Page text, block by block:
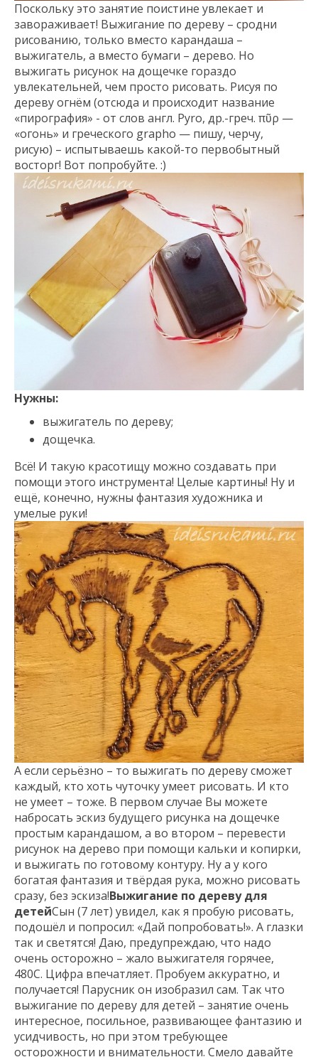
Поскольку это занятие поистине увлекает и
завораживает! Выжигание по дереву – сродни
рисованию, только вместо карандаша –
выжигатель, а вместо бумаги – дерево. Но
выжигать рисунок на дощечке гораздо
увлекательней, чем просто рисовать. Рисуя по
дереву огнём (отсюда и происходит название
«пирография» - от слов англ. Pyro, др.-греч. πῦρ —
«огонь» и греческого grapho — пишу, черчу,
рисую) – испытываешь какой-то первобытный
восторг! Вот попробуйте. :)
Нужны:
выжигатель по дереву;
дощечка.
Всё! И такую красотищу можно создавать при
помощи этого инструмента! Целые картины! Ну и
ещё, конечно, нужны фантазия художника и
умелые руки!
А если серьёзно – то выжигать по дереву сможет
каждый, кто хоть чуточку умеет рисовать. И кто
не умеет – тоже. В первом случае Вы можете
набросать эскиз будущего рисунка на дощечке
простым карандашом, а во втором – перевести
рисунок на дерево при помощи кальки и копирки,
и выжигать по готовому контуру. Ну а у кого
богатая фантазия и твёрдая рука, можно рисовать
сразу, без эскиза!Выжигание по дереву для
детейСын (7 лет) увидел, как я пробую рисовать,
подошёл и попросил: «Дай попробовать!». А глазки
так и светятся! Даю, предупреждаю, что надо
очень осторожно – жало выжигателя горячее,
480С. Цифра впечатляет. Пробуем аккуратно, и
получается! Парусник он изобразил сам. Так что
выжигание по дереву для детей – занятие очень
интересное, посильное, развивающее фантазию и
усидчивость, но при этом требующее
осторожности и внимательности. Смело давайте